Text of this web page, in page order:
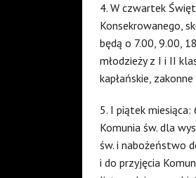
4. W czwartek
Konsekrowanego,
będą o 7.00, 9.00,
młodzieży z I i II
kapłańskie,
5. I piątek
Komunia św. dla
św. i nabożeństwo
i do przyjęcia